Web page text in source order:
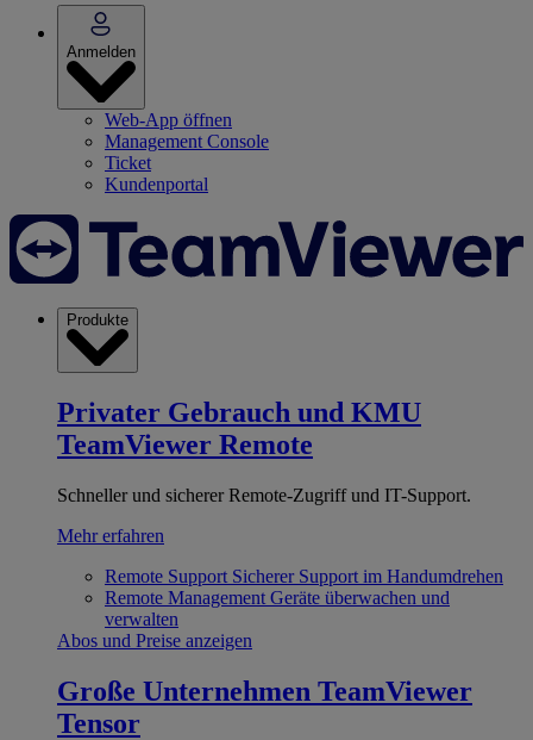
Anmelden
Web-App öffnen
Management Console
Ticket
Kundenportal
Produkte
Privater Gebrauch und KMU
TeamViewer Remote
Schneller und sicherer Remote-Zugriff und IT-Support.
Mehr erfahren
Remote Support Sicherer Support im Handumdrehen
Remote Management Geräte überwachen und
verwalten
Abos und Preise anzeigen
Große Unternehmen TeamViewer
Tensor